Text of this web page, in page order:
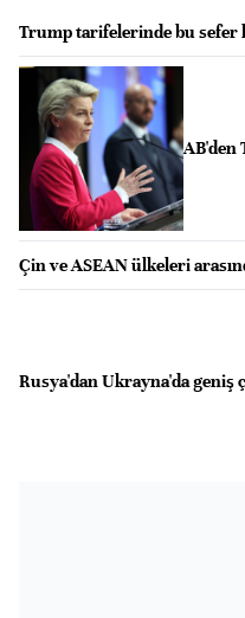
Trump tarifelerinde bu sefer
AB'den
Çin ve ASEAN ülkeleri
Rusya'dan Ukrayna'da geniş